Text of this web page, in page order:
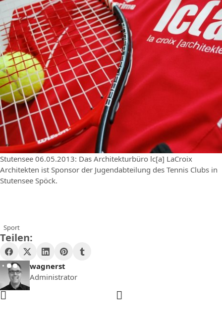
Stutensee 06.05.2013: Das Architekturbüro lc[a] LaCroix
Architekten ist Sponsor der Jugendabteilung des Tennis Clubs in
Stutensee Spöck.
Sport
Teilen:
wagnerst
Administrator